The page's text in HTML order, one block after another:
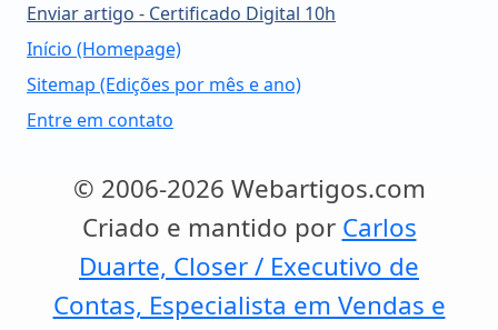
Enviar artigo - Certificado Digital 10h
Início (Homepage)
Sitemap (Edições por mês e ano)
Entre em contato
© 2006-2026 Webartigos.com
Criado e mantido por Carlos
Duarte, Closer / Executivo de
Contas, Especialista em Vendas e